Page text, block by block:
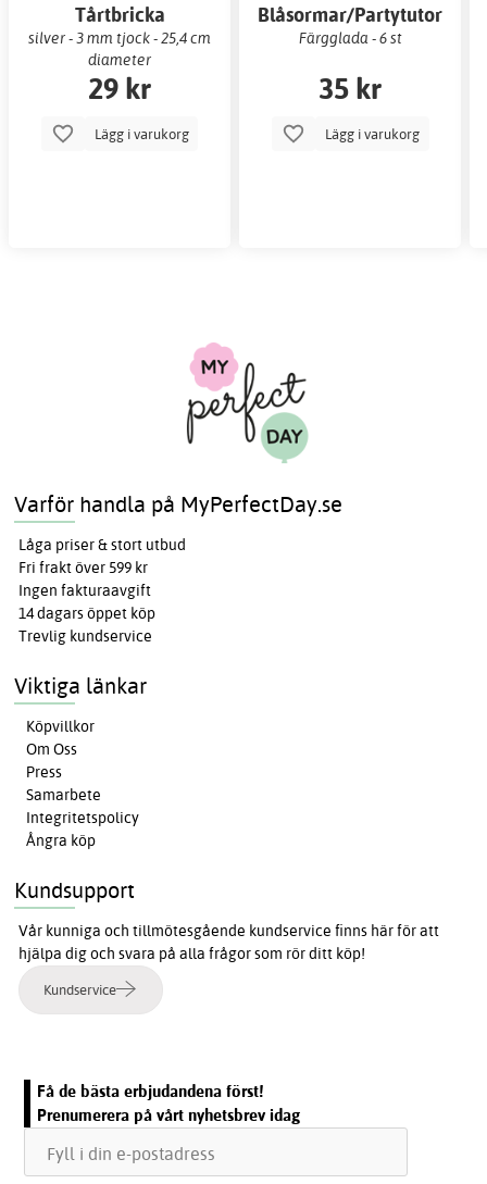
Tårtbricka
silver - 3 mm tjock - 25,4 cm
diameter
29 kr
Lägg i varukorg
Blåsormar/Partytutor
Färgglada - 6 st
35 kr
Lägg i varukorg
Varför handla på MyPerfectDay.se
Låga priser & stort utbud
Fri frakt över 599 kr
Ingen fakturaavgift
14 dagars öppet köp
Trevlig kundservice
Viktiga länkar
Köpvillkor
Om Oss
Press
Samarbete
Integritetspolicy
Ångra köp
Kundsupport
Vår kunniga och tillmötesgående kundservice finns här för att
hjälpa dig och svara på alla frågor som rör ditt köp!
Kundservice
Få de bästa erbjudandena först!
Prenumerera på vårt nyhetsbrev idag